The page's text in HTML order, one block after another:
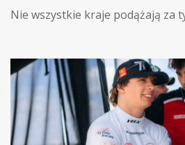
Nie wszystkie kraje podążają za